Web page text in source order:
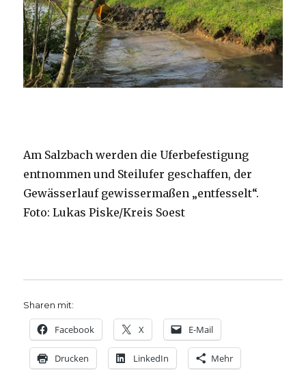
Am Salzbach werden die Uferbefestigung
entnommen und Steilufer geschaffen, der
Gewässerlauf gewissermaßen „entfesselt“.
Foto: Lukas Piske/Kreis Soest
Sharen mit:
Facebook X E-Mail
Drucken LinkedIn Mehr